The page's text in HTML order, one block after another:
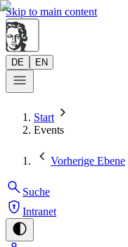
Skip to main content
DE EN
Start
Events
Vorherige Ebene
Suche
Intranet